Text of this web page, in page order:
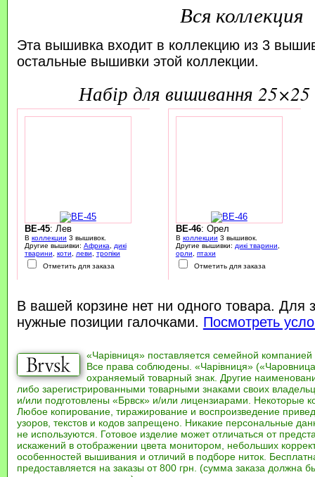
Вся коллекция
Эта вышивка входит в коллекцию из 3
остальные вышивки этой коллекции.
набір для вишивання 25×25
BE-45: Лев
В коллекции 3 вышивок.
Другие вышивки: Африка, дикі
тварини, коти, леви, тропіки
Отметить для заказа
BE-46: Орел
В коллекции 3 вышивок.
Другие вышивки: дикі тварини,
орли, птахи
Отметить для заказа
В вашей корзине нет ни одного товара. Для
нужные позиции галочками. Посмотреть
«Чарівниця» поставляется семейной компанией
Все права соблюдены. «Чарівниця»
охраняемый товарный знак. Другие
либо зарегистрированными товарными знаками своих
и/или подготовлены «Брвск» и/или лицензиарами. Некоторые
Любое копирование, тиражирование и воспроизведение
узоров, текстов и кодов запрещено. Никакие персональные
не используются. Готовое изделие может отличаться от
искажений в отображении цвета монитором, небольших
особенностей вышивания и отличий в подборе ниток.
предоставляется на заказы от 800 грн. (сумма заказа должна